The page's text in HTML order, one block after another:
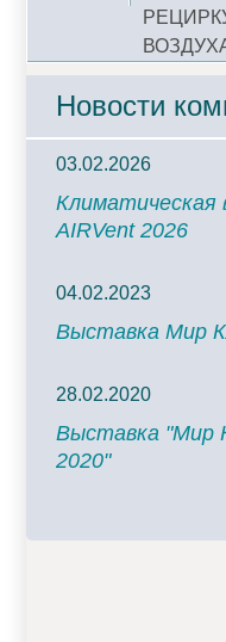
Новости
03.02.2026
Климатическая
AIRVent 2026
04.02.2023
Выставка Мир
28.02.2020
Выставка "Мир
2020"